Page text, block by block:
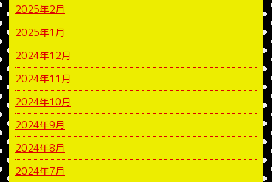
2025年2月
2025年1月
2024年12月
2024年11月
2024年10月
2024年9月
2024年8月
2024年7月